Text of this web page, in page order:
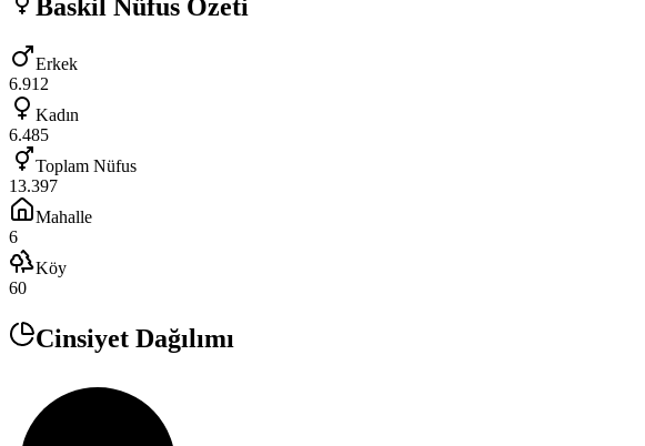
Baskil Nüfus Özeti
Erkek
6.912
Kadın
6.485
Toplam Nüfus
13.397
Mahalle
6
Köy
60
Cinsiyet Dağılımı